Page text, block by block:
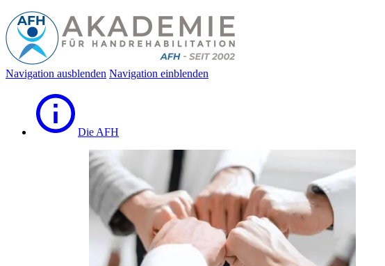
Navigation ausblenden Navigation einblenden
Die AFH